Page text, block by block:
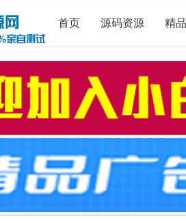
首页 源码资源 精